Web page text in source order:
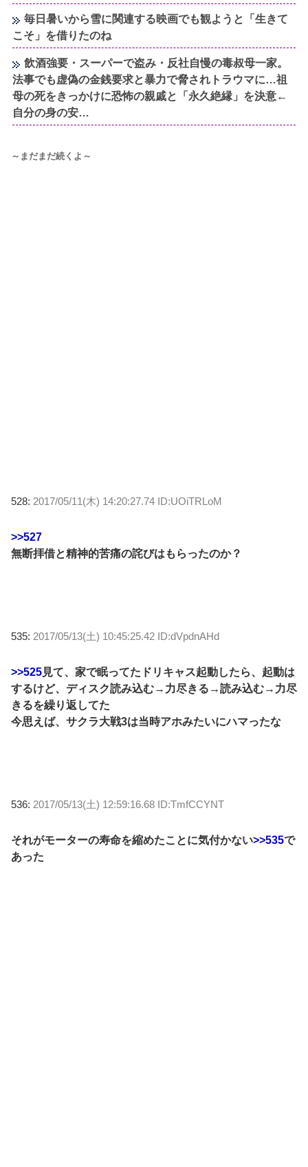
毎日暑いから雪に関連する映画でも観ようと「生きて
こそ」を借りたのね
飲酒強要・スーパーで盗み・反社自慢の毒叔母一家。
法事でも虚偽の金銭要求と暴力で脅されトラウマに…祖
母の死をきっかけに恐怖の親戚と「永久絶縁」を決意←
自分の身の安…
～まだまだ続くよ～
528: 2017/05/11(木) 14:20:27.74 ID:UOiTRLoM
>>527
無断拝借と精神的苦痛の詫びはもらったのか？
535: 2017/05/13(土) 10:45:25.42 ID:dVpdnAHd
>>525見て、家で眠ってたドリキャス起動したら、起動は
するけど、ディスク読み込む→力尽きる→読み込む→力尽
きるを繰り返してた
今思えば、サクラ大戦3は当時アホみたいにハマったな
536: 2017/05/13(土) 12:59:16.68 ID:TmfCCYNT
それがモーターの寿命を縮めたことに気付かない>>535で
あった